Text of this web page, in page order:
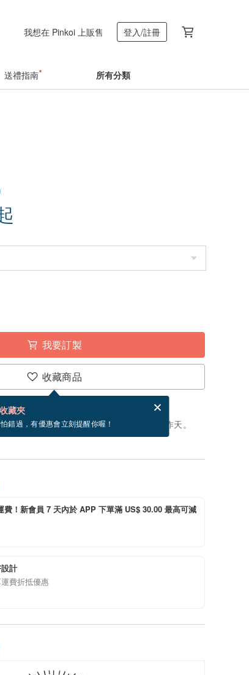
我想在 Pinkoi 上販售 登入/註冊
送禮指南 所有分類
我要訂製
收藏商品
藏夾
錯過，有優惠會立刻提醒你喔！
幫你寄送電子賀卡。
電子賀卡是什麼？
款後，從開始製作到寄出商品為 33 個工作天。
！新會員 7 天內於 APP 下單滿 US$ 30.00 最高可減
計
費折抵優惠